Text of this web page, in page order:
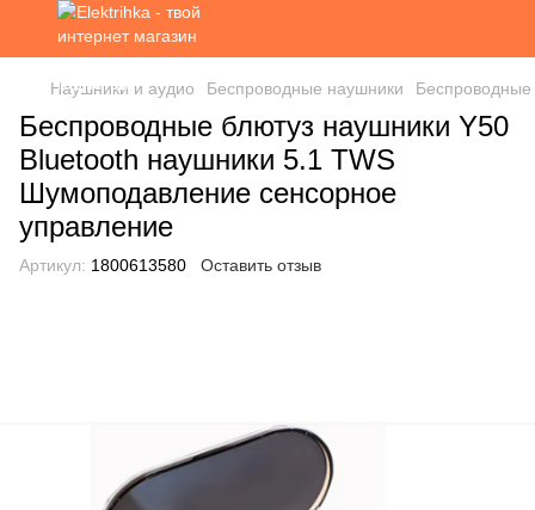
Наушники и аудио Беспроводные наушники
Беспроводные блютуз наушники Y50
Bluetooth наушники 5.1 TWS
Шумоподавление сенсорное
управление
Артикул: 1800613580 Оставить отзыв